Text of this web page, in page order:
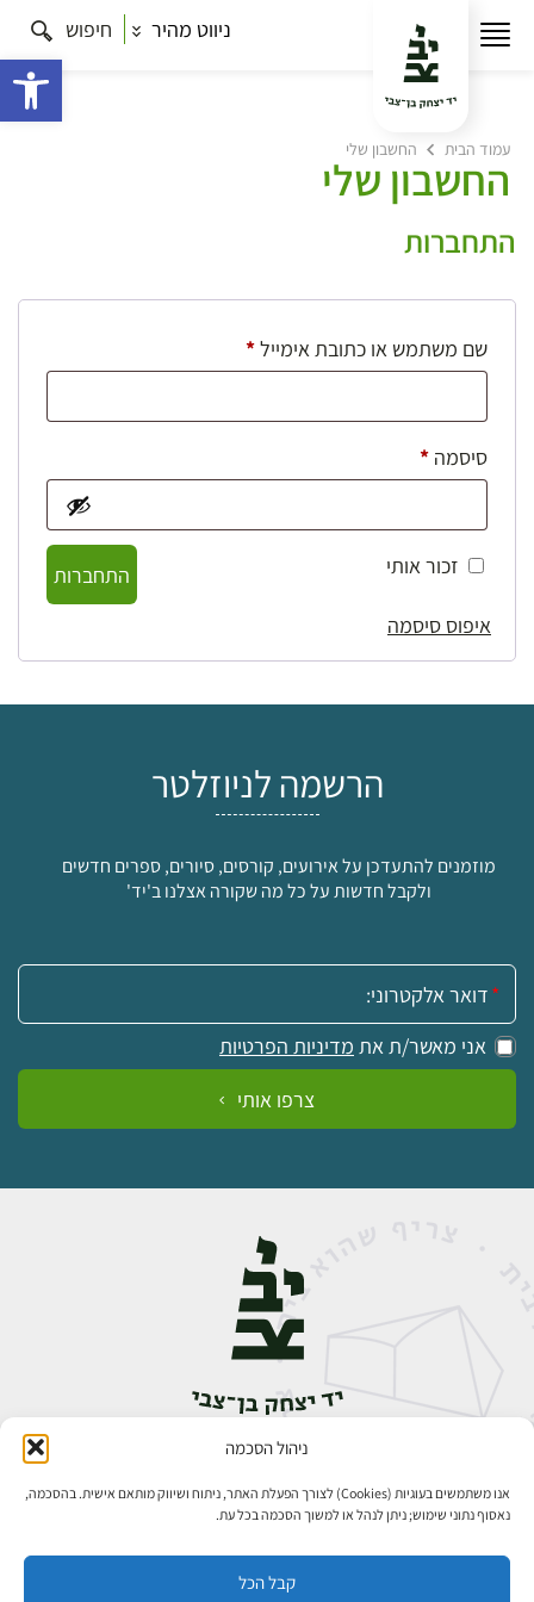
ניהול הסכמה
אנו משתמשים בעוגיות (Cookies) לצורך הפעלת האתר, ניתוח ושיווק מותאם אישית. בהסכמה,
נאסוף נתוני שימוש; ניתן לנהל או למשוך הסכמה בכל עת.
קבל הכל
ניווט מהיר חיפוש
עמוד הבית החשבון שלי
החשבון שלי
התחברות
שם משתמש או כתובת אימייל*חובה
סיסמה *חובה
זכור אותי
התחברות
איפוס סיסמה
הרשמה לניוזלטר
מוזמנים להתעדכן על אירועים, קורסים, סיורים, ספרים חדשים
ולקבל חדשות על כל מה שקורה אצלנו ב'יד'
אימייל:
אני מאשר/ת את מדיניות הפרטיות
צרפו אותי
אבן גבירול 14, רחביה, ירושלים